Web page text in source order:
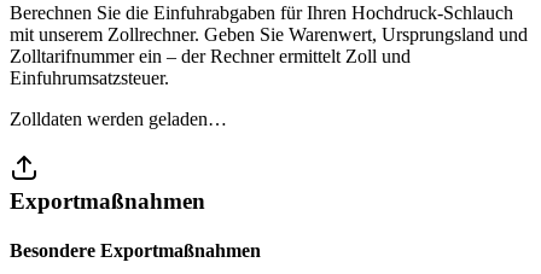
Berechnen Sie die Einfuhrabgaben für Ihren Hochdruck-Schlauch
mit unserem Zollrechner. Geben Sie Warenwert, Ursprungsland und
Zolltarifnummer ein – der Rechner ermittelt Zoll und
Einfuhrumsatzsteuer.
Zolldaten werden geladen…
Exportmaßnahmen
Besondere Exportmaßnahmen